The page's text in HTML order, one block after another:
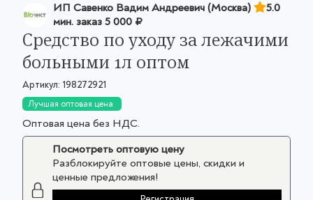
ИП Савенко Вадим Андреевич (Москва)
5.0
мин. заказ5 000 ₽
Средство по уходу за лежачими
больными 1л оптом
Артикул: 198272921
Лучшая оптовая цена
Оптовая цена без НДС.
Посмотреть оптовую цену
Разблокируйте оптовые цены, скидки и
ценные предложения!